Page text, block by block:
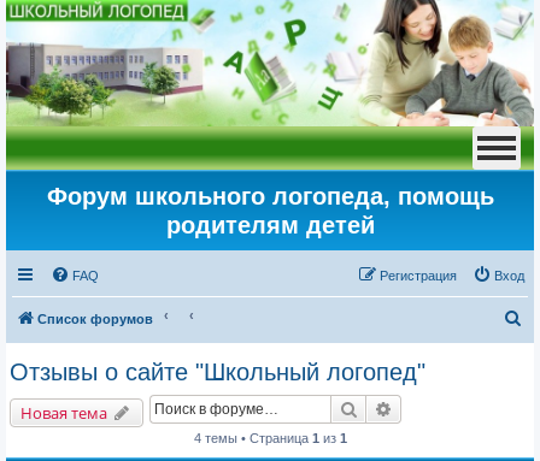
Форум школьного логопеда, помощь
родителям детей
FAQ Вход
Регистрация
Список форумов
о
Отзывы о сайте "Школьный логопед"
Новая тема Поиск
4 темы • Страница 1 из 1